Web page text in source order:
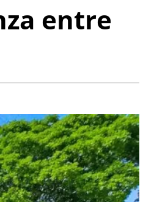
entre